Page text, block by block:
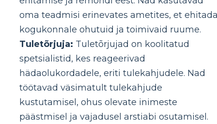
oma teadmisi erinevates ametites, et
kogukonnale ohutuid ja toimivaid ruume.
Tuletõrjuja: Tuletõrjujad on koolitatud
spetsialistid, kes reageerivad
hädaolukordadele, eriti tulekahjudele. Nad
töötavad väsimatult tulekahjude
kustutamisel, ohus olevate inimeste
päästmisel ja vajadusel arstiabi osutamisel.